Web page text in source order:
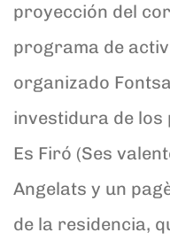
proyección del
programa de
organizado
investidura de
Es Firó (Ses
Angelats y un
de la residencia,